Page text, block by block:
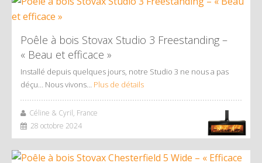
Poêle à bois Stovax Studio 3 Freestanding –
« Beau et efficace »
Installé depuis quelques jours, notre Studio 3 ne nous a pas
déçu… Nous vivons… Plus de détails
Céline & Cyril, France
28 octobre 2024